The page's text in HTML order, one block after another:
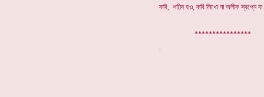
কবি, শহীদ হও, কবি লিখো না অলীক স্বপ্নে
. ****************